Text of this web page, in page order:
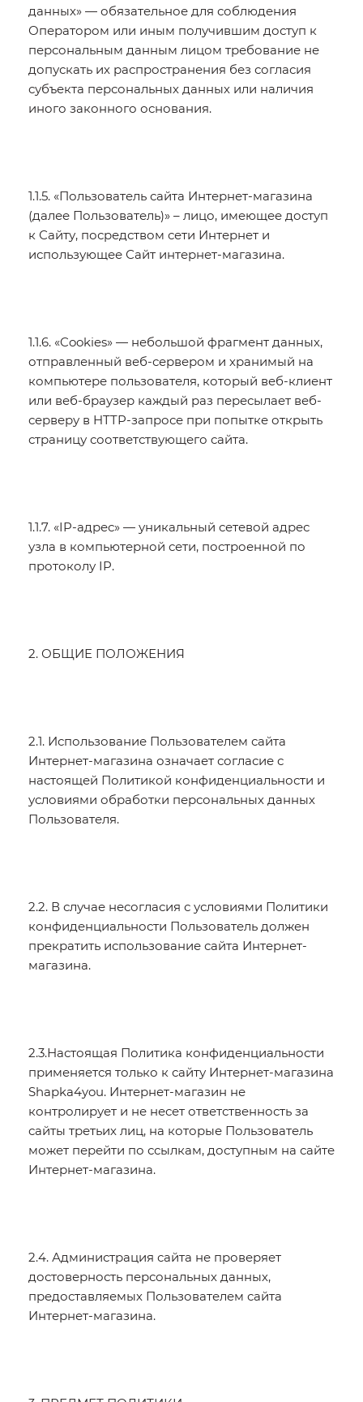
данных» — обязательное для соблюдения
Оператором или иным получившим доступ к
персональным данным лицом требование не
допускать их распространения без согласия
субъекта персональных данных или наличия
иного законного основания.
1.1.5. «Пользователь сайта Интернет-магазина
(далее Пользователь)» – лицо, имеющее доступ
к Сайту, посредством сети Интернет и
использующее Сайт интернет-магазина.
1.1.6. «Cookies» — небольшой фрагмент данных,
отправленный веб-сервером и хранимый на
компьютере пользователя, который веб-клиент
или веб-браузер каждый раз пересылает веб-
серверу в HTTP-запросе при попытке открыть
страницу соответствующего сайта.
1.1.7. «IP-адрес» — уникальный сетевой адрес
узла в компьютерной сети, построенной по
протоколу IP.
2. ОБЩИЕ ПОЛОЖЕНИЯ
2.1. Использование Пользователем сайта
Интернет-магазина означает согласие с
настоящей Политикой конфиденциальности и
условиями обработки персональных данных
Пользователя.
2.2. В случае несогласия с условиями Политики
конфиденциальности Пользователь должен
прекратить использование сайта Интернет-
магазина.
2.3.Настоящая Политика конфиденциальности
применяется только к сайту Интернет-магазина
Shapka4you. Интернет-магазин не
контролирует и не несет ответственность за
сайты третьих лиц, на которые Пользователь
может перейти по ссылкам, доступным на сайте
Интернет-магазина.
2.4. Администрация сайта не проверяет
достоверность персональных данных,
предоставляемых Пользователем сайта
Интернет-магазина.